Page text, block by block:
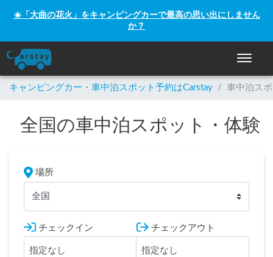
☀️「大曲の花火」をキャンピングカーで最高の思い出にしません
か？
ナビゲ
キャンピングカー・車中泊スポット予約はCarstay / 車中泊ス
全国の車中泊スポット・体験
場所
全国
チェックイン チェックアウト